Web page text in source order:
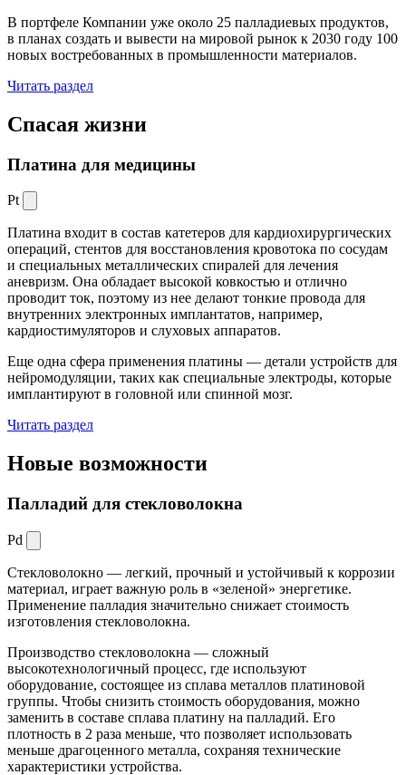
В портфеле Компании уже около 25 палладиевых продуктов,
в планах создать и вывести на мировой рынок к 2030 году 100
новых востребованных в промышленности материалов.
Читать раздел
Спасая жизни
Платина для медицины
Pt
Платина входит в состав катетеров для кардиохирургических
операций, стентов для восстановления кровотока по сосудам
и специальных металлических спиралей для лечения
аневризм. Она обладает высокой ковкостью и отлично
проводит ток, поэтому из нее делают тонкие провода для
внутренних электронных имплантатов, например,
кардиостимуляторов и слуховых аппаратов.
Еще одна сфера применения платины — детали устройств для
нейромодуляции, таких как специальные электроды, которые
имплантируют в головной или спинной мозг.
Читать раздел
Новые возможности
Палладий для стекловолокна
Pd
Стекловолокно — легкий, прочный и устойчивый к коррозии
материал, играет важную роль в «зеленой» энергетике.
Применение палладия значительно снижает стоимость
изготовления стекловолокна.
Производство стекловолокна — сложный
высокотехнологичный процесс, где используют
оборудование, состоящее из сплава металлов платиновой
группы. Чтобы снизить стоимость оборудования, можно
заменить в составе сплава платину на палладий. Его
плотность в 2 раза меньше, что позволяет использовать
меньше драгоценного металла, сохраняя технические
характеристики устройства.